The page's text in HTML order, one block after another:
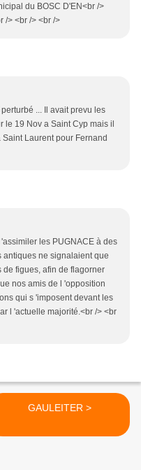
du BOSC D'EN<br />
/> <br /> <br />
... Il avait prevu les
19 Nov a Saint Cyp mais il
Laurent pour Fernand
les PUGNACE à des
antiques ne signalaient que
de figues, afin de flagorner
nos amis de l 'opposition
qui s 'imposent devant les
l 'actuelle majorité.<br /> <br
GAULEITER >